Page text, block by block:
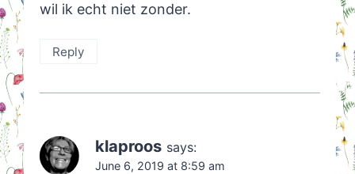
wil ik echt niet zonder.
Reply
klaproos says:
June 6, 2019 at 8:59 am